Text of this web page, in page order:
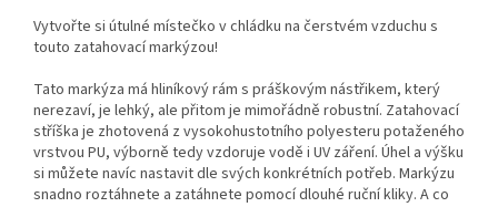
Vytvořte si útulné místečko v chládku na čerstvém vzduchu s
touto zatahovací markýzou!
Tato markýza má hliníkový rám s práškovým nástřikem, který
nerezaví, je lehký, ale přitom je mimořádně robustní. Zatahovací
stříška je zhotovená z vysokohustotního polyesteru potaženého
vrstvou PU, výborně tedy vzdoruje vodě i UV záření. Úhel a výšku
si můžete navíc nastavit dle svých konkrétních potřeb. Markýzu
snadno roztáhnete a zatáhnete pomocí dlouhé ruční kliky. A co